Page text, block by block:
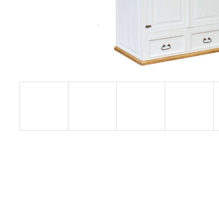
2 890 Kč